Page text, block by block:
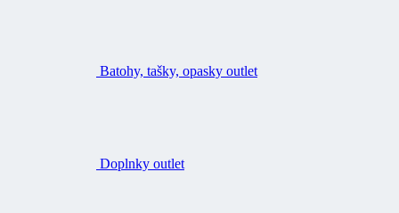
Batohy, tašky, opasky outlet
Doplnky outlet